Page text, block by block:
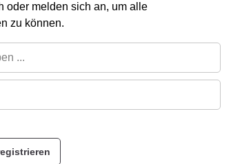
oder melden sich an, um alle
zu können.